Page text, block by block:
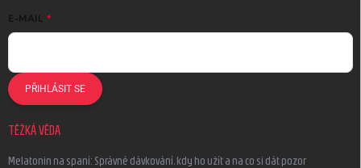
E-MAIL
PŘIHLÁSIT SE
TĚŽKÁ VĚDA
Melatonin na spaní: Správné dávkování, kdy ho užít a na co si dát pozor